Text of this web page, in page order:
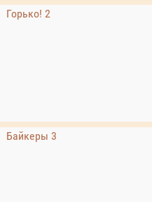
Горько! 2
Байкеры 3